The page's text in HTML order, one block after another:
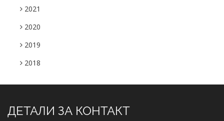
2021
2020
2019
2018
ДЕТАЛИ ЗА КОНТАКТ